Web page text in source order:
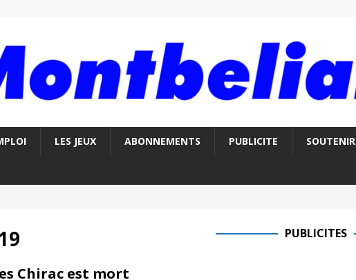
LES JEUX ABONNEMENTS PUBLICITE SOUTENIR
Chirac est mort
PUBLICITES